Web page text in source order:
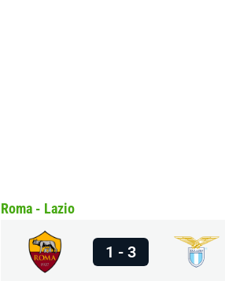
Bekijk deal
Roma - Lazio
1 - 3